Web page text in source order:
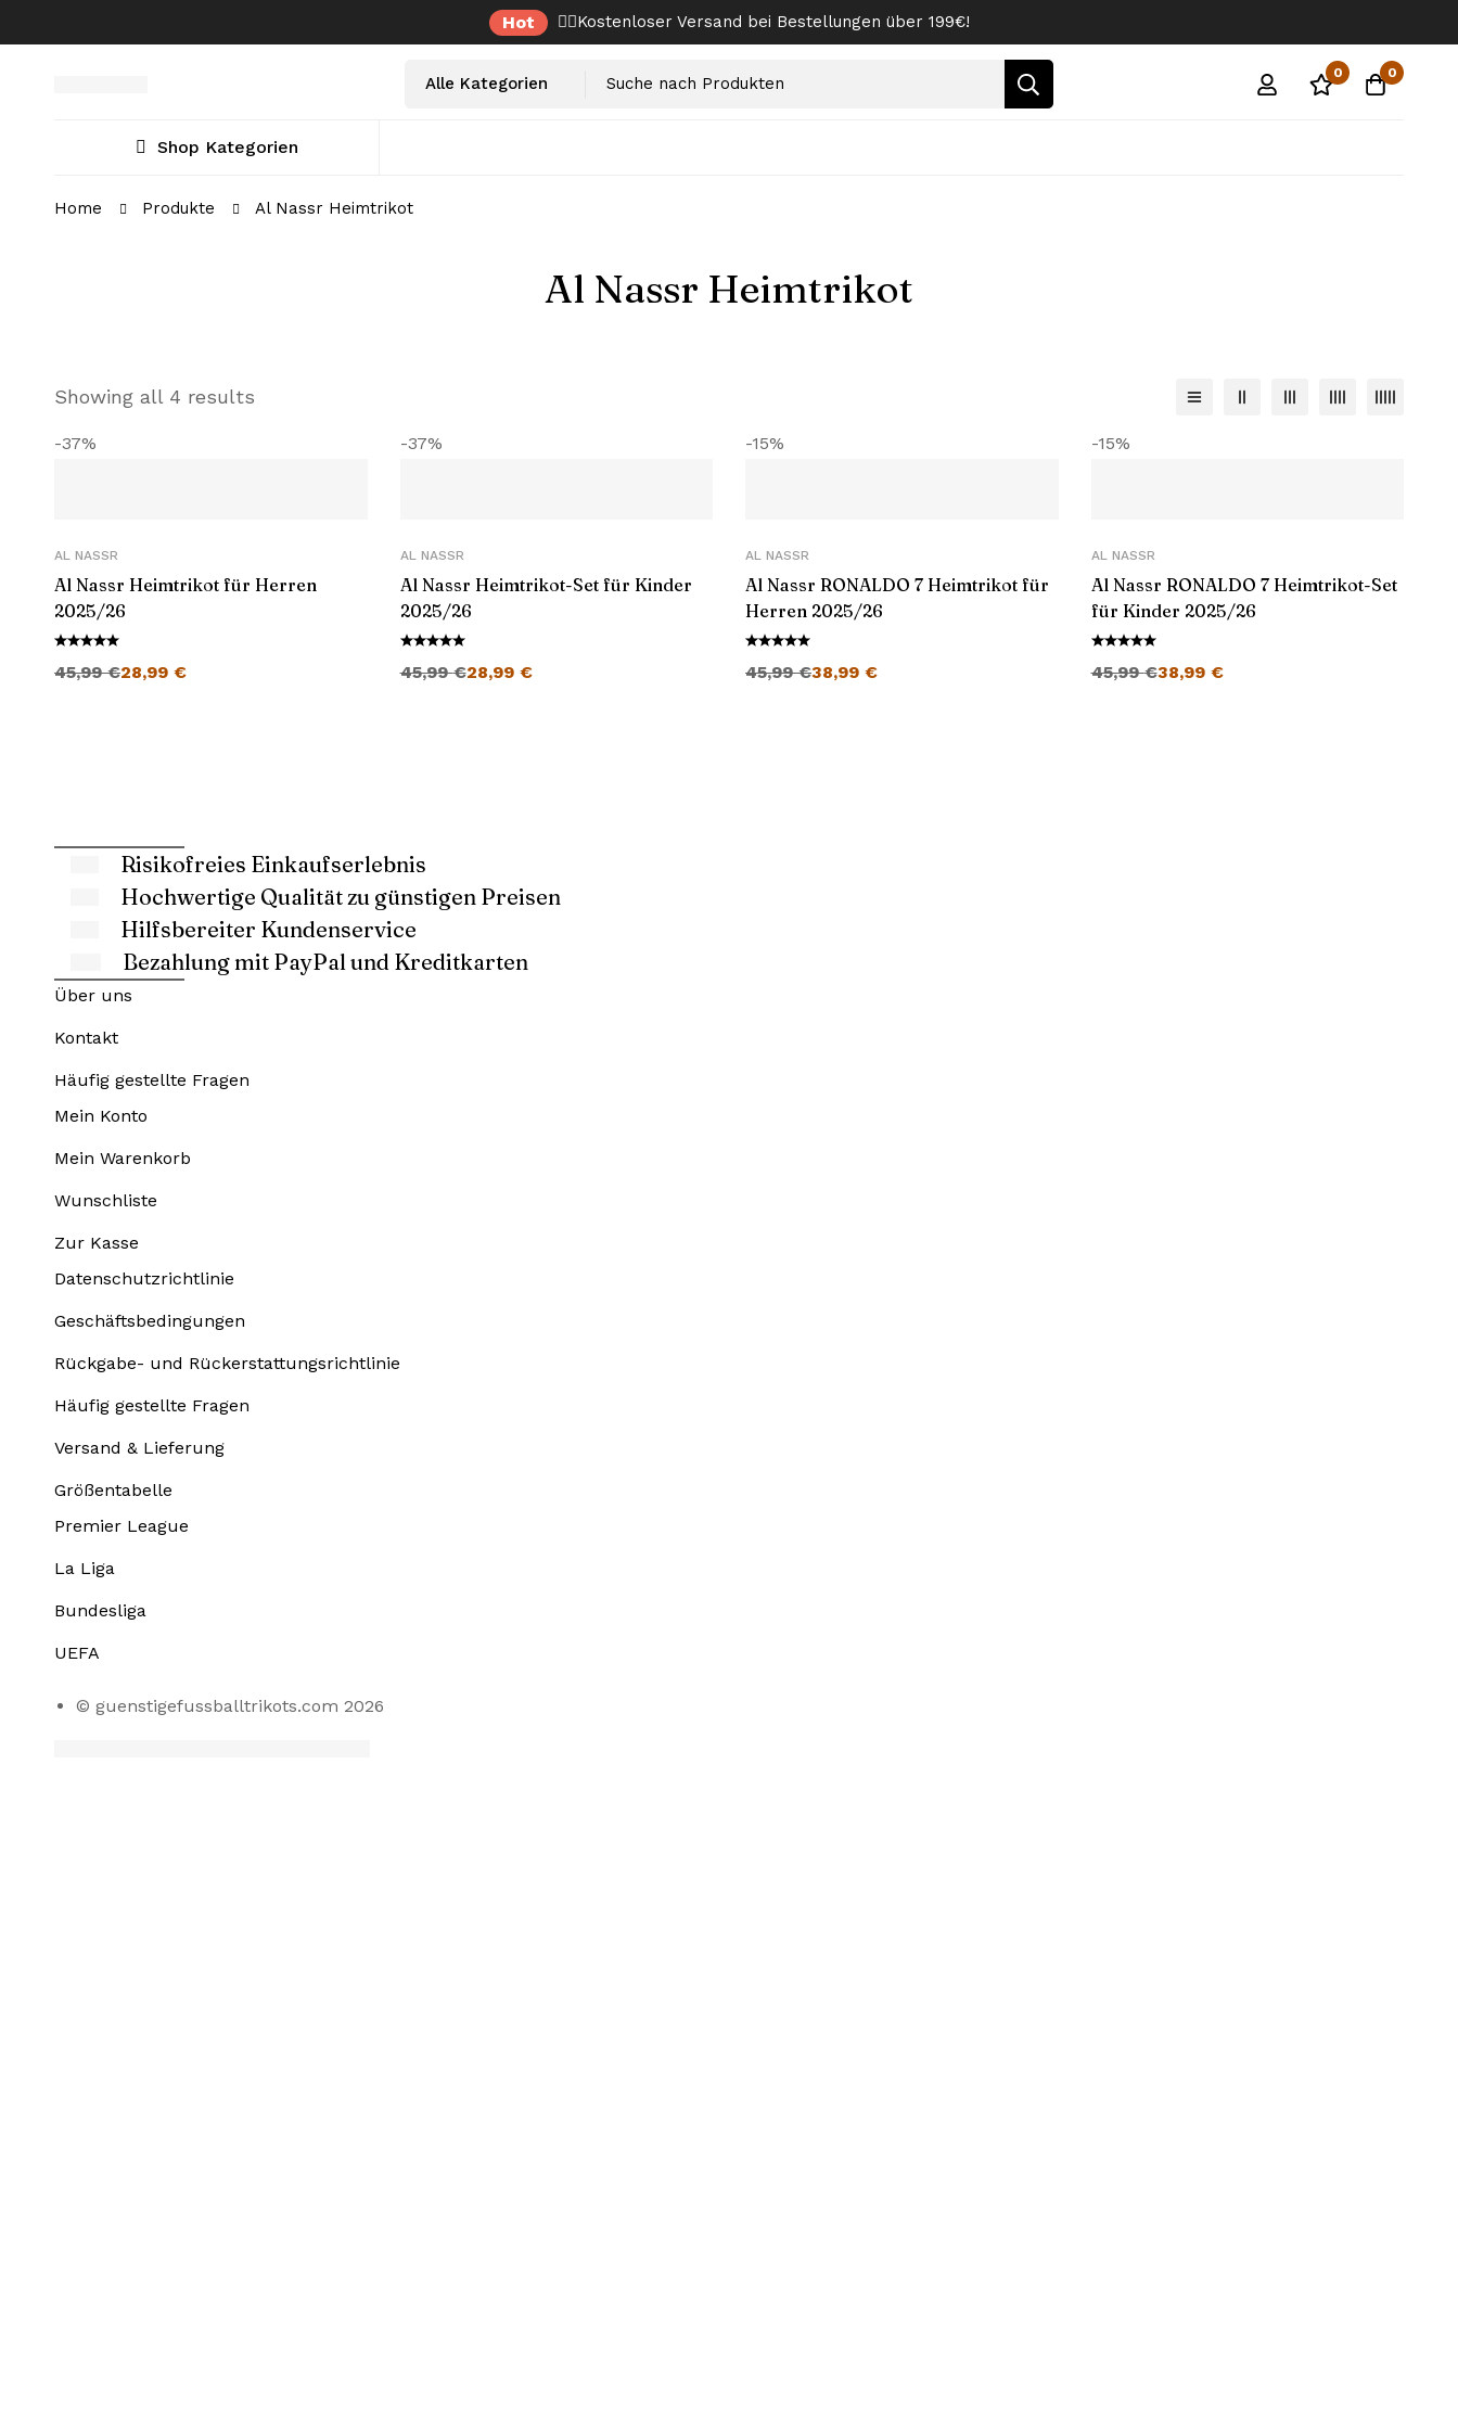
Hot ✌🏼Kostenloser Versand bei Bestellungen über 199€!
Select
Suche
0 0
Shop Kategorien
Home Produkte Al Nassr Heimtrikot
Al Nassr Heimtrikot
Showing all 4 results
-37%
AL NASSR
Al Nassr Heimtrikot für Herren
2025/26
45,99€28,99 €
-37%
AL NASSR
Al Nassr Heimtrikot-Set für Kinder
2025/26
45,99€28,99 €
-15%
AL NASSR
Al Nassr RONALDO 7 Heimtrikot für
Herren 2025/26
45,99€38,99 €
-15%
AL NASSR
Al Nassr RONALDO 7 Heimtrikot-Set
für Kinder 2025/26
45,99€38,99 €
Risikofreies Einkaufserlebnis
Hochwertige Qualität zu günstigen Preisen
Hilfsbereiter Kundenservice
Bezahlung mit PayPal und Kreditkarten
Über uns
Kontakt
Häufig gestellte Fragen
Mein Konto
Mein Warenkorb
Wunschliste
Zur Kasse
Datenschutzrichtlinie
Geschäftsbedingungen
Rückgabe- und Rückerstattungsrichtlinie
Häufig gestellte Fragen
Versand & Lieferung
Größentabelle
Premier League
La Liga
Bundesliga
UEFA
© guenstigefussballtrikots.com 2026